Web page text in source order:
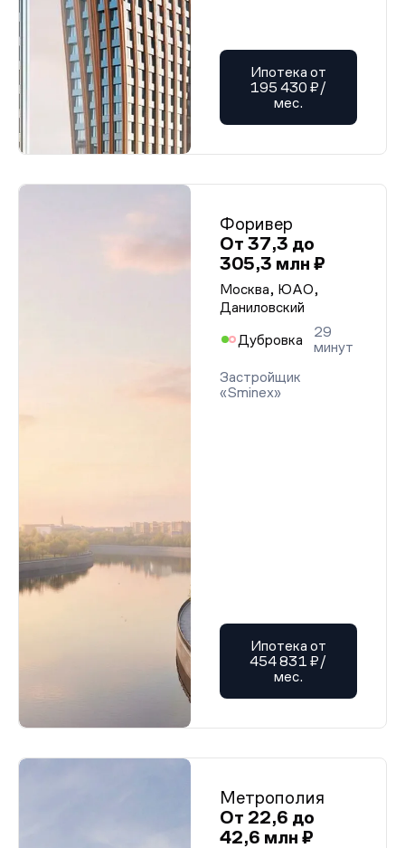
Ипотека от
195 430 ₽/
мес.
Форивер
От 37,3 до
305,3 млн ₽
Москва, ЮАО,
Даниловский
Дубровка
29
минут
Застройщик
«Sminex»
Ипотека от
454 831 ₽/
мес.
Метрополия
От 22,6 до
42,6 млн ₽